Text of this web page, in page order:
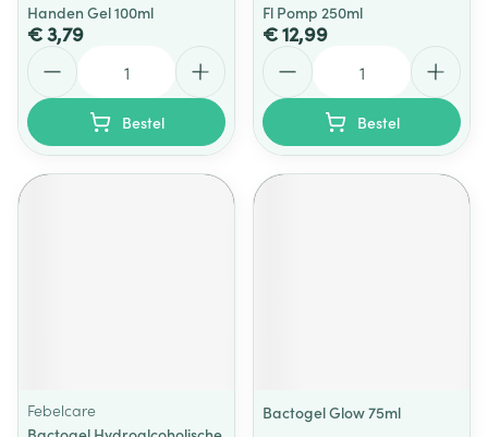
Handen Gel 100ml
€ 3,79
Bestel
Fl Pomp 250ml
€ 12,99
Bestel
Febelcare
Bactogel Glow 75ml